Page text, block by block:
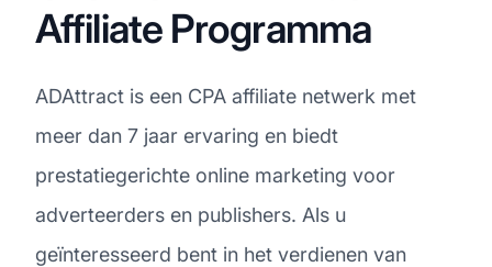
Affiliate Programma
ADAttract is een CPA affiliate netwerk met
meer dan 7 jaar ervaring en biedt
prestatiegerichte online marketing voor
adverteerders en publishers. Als u
geïnteresseerd bent in het verdienen van